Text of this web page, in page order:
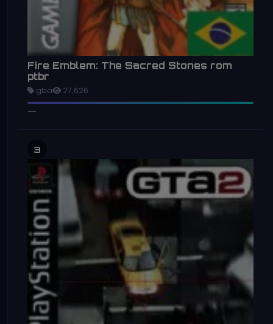
Fire Emblem: The Sacred Stones rom
ptbr
gba 27,626
3